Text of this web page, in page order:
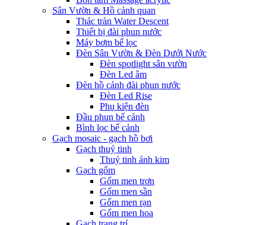
Sân Vườn & Hồ cảnh quan
Thác tràn Water Descent
Thiết bị đài phun nước
Máy bơm bể lọc
Đèn Sân Vườn & Đèn Dưới Nước
Đèn spotlight sân vườn
Đèn Led âm
Đèn hồ cảnh đài phun nước
Đèn Led Rise
Phụ kiện đèn
Đầu phun bể cảnh
Bình lọc bể cảnh
Gạch mosaic - gạch hồ bơi
Gạch thuỷ tinh
Thuỷ tinh ánh kim
Gạch gốm
Gốm men trơn
Gốm men sần
Gốm men rạn
Gốm men hoa